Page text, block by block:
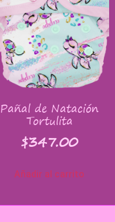
Pañal de Natación
Tortulita
$347.00
Añadir al carrito